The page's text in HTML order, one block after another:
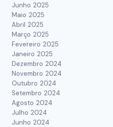
Junho 2025
Maio 2025
Abril 2025
Março 2025
Fevereiro 2025
Janeiro 2025
Dezembro 2024
Novembro 2024
Outubro 2024
Setembro 2024
Agosto 2024
Julho 2024
Junho 2024